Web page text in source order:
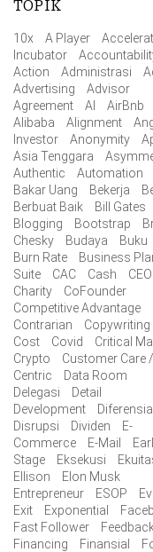
TOPIK
10x A Player
Incubator
Action
Administrasi
Advertising
Advisor
Agreement
AI
AirBnb
Alibaba
Alignment
Investor
Anonymity
Asia Tenggara
Authentic
Automation
Bakar Uang
Bekerja
Berbuat Baik
Bill Gates
Blogging
Bootstrap
Chesky
Budaya
Buku
Burn Rate
Business
Suite
CAC Cash
CEO
Charity
CoFounder
Competitive Advantage
Contrarian
Copywriting
Cost
Covid
Critical
Crypto
Customer Care /
Centric
Data Room
Delegasi
Detail
Development
Disrupsi
Dividen
E-
Commerce
E-Mail
Stage
Eksekusi
Ellison
Elon Musk
Entrepreneur
ESOP
Exit
Exponential
Fast Follower
Financing
Finansial